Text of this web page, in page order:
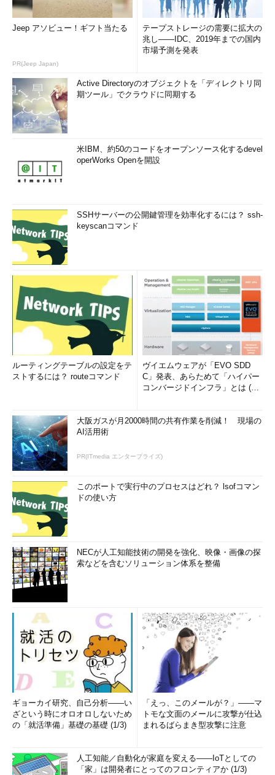
Jeep アソビュー！ギフト当たる
PR(Jeep Japan)
テープストレージの需要に拡大の
兆し――IDC、2019年までの国内
市場予測を発表
Active Directoryのオブジェクトを「ディレクトリ同
期ツール」でクラウドに同期する
米IBM、約50のコードをオープンソース化するdevel
operWorks Openを開設
SSHサーバーの公開鍵管理を効率化するには？ ssh-
keyscanコマンド
ルーティングテーブルの設定をテ
ストするには？ routeコマンド
ヴイエムウェアが「EVO SDD
C」発表、あらためて「ハイパー
コンバージドインフラ」とは (1/
大阪ガスが月2000時間の共有作業を削減！ 現場の
AI活用術
PR(ITmedia エンタープライズ)
このポートで実行中のプロセスはどれ？ lsofコマン
ドの使い方
NECが人工知能技術の開発を強化、映像・画像の探
索などを含むソリューション体系を整備
ギョーカイ研究、自己分析――い
ざという時にオロオロしないため
の「就活準備」基礎の基礎 (1/3)
「えっ、このメールが？」――マ
トモな文面のメールに攻撃が仕込
まれるばらまき型攻撃に注意
人工知能／自動化が家庭を変える――IoTとしての
「家」は開発者にとってのフロンティアか (1/3)